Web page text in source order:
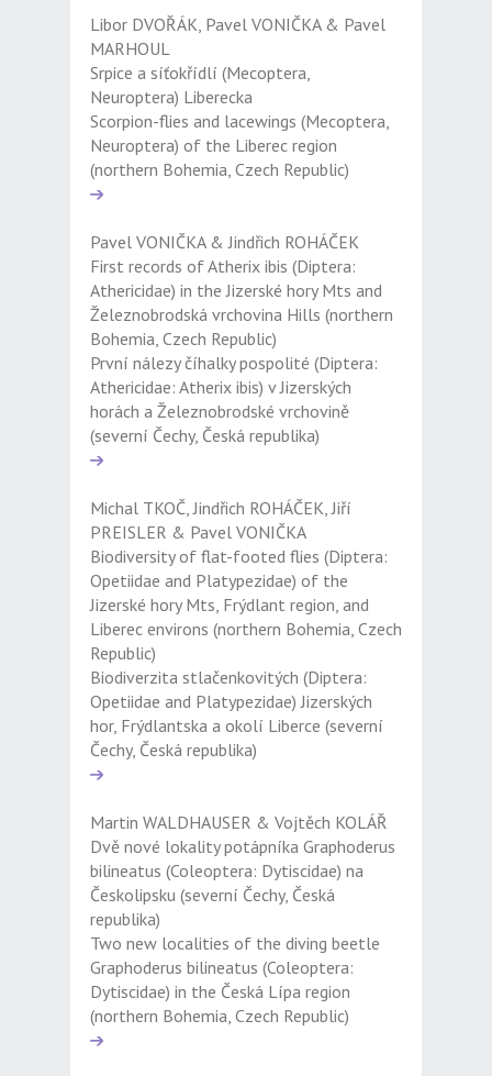
Libor DVOŘÁK, Pavel VONIČKA & Pavel
MARHOUL
Srpice a síťokřídlí (Mecoptera,
Neuroptera) Liberecka
Scorpion-flies and lacewings (Mecoptera,
Neuroptera) of the Liberec region
(northern Bohemia, Czech Republic)
Pavel VONIČKA & Jindřich ROHÁČEK
First records of Atherix ibis (Diptera:
Athericidae) in the Jizerské hory Mts and
Železnobrodská vrchovina Hills (northern
Bohemia, Czech Republic)
První nálezy číhalky pospolité (Diptera:
Athericidae: Atherix ibis) v Jizerských
horách a Železnobrodské vrchovině
(severní Čechy, Česká republika)
Michal TKOČ, Jindřich ROHÁČEK, Jiří
PREISLER & Pavel VONIČKA
Biodiversity of flat-footed flies (Diptera:
Opetiidae and Platypezidae) of the
Jizerské hory Mts, Frýdlant region, and
Liberec environs (northern Bohemia, Czech
Republic)
Biodiverzita stlačenkovitých (Diptera:
Opetiidae and Platypezidae) Jizerských
hor, Frýdlantska a okolí Liberce (severní
Čechy, Česká republika)
Martin WALDHAUSER & Vojtěch KOLÁŘ
Dvě nové lokality potápníka Graphoderus
bilineatus (Coleoptera: Dytiscidae) na
Českolipsku (severní Čechy, Česká
republika)
Two new localities of the diving beetle
Graphoderus bilineatus (Coleoptera:
Dytiscidae) in the Česká Lípa region
(northern Bohemia, Czech Republic)